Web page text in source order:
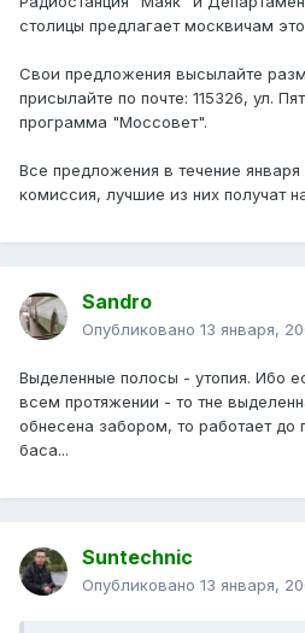
столицы предлагает москвичам
Свои предложения высылайте
присылайте по почте: 115326, ул.
программа "Моссовет".
Все предложения в течение января
комиссия, лучшие из них получат
Sandro
Опубликовано 13 января,
Выделенные полосы - утопия. Ибо
всем протяжении - то тне
обнесена забором, то работает до
баса...
Suntechnic
Опубликовано 13 января,